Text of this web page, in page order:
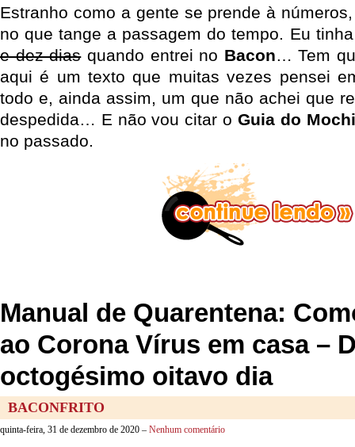
Estranho como a gente se prende à
no que tange a passagem do tempo. Eu
e dez diasquando entrei no Bacon… Tem
aqui é um texto que muitas vezes pensei
todo e, ainda assim, um que não achei que
despedida… E não vou citar o Guia do
no passado.
Manual de Quarentena:
ao Corona Vírus em casa –
octogésimo oitavo dia
BACONFRITO
quinta-feira, 31 de dezembro de 2020 – Nenhum comentário